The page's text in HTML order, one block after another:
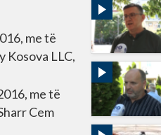
me të
Kosova LLC,
me të
Cem